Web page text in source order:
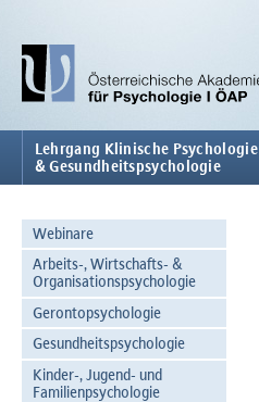
Lehrgang Klinische Psychologie
& Gesundheitspsychologie
Webinare
Arbeits-, Wirtschafts- &
Organisationspsychologie
Gerontopsychologie
Gesundheitspsychologie
Kinder-, Jugend- und
Familienpsychologie